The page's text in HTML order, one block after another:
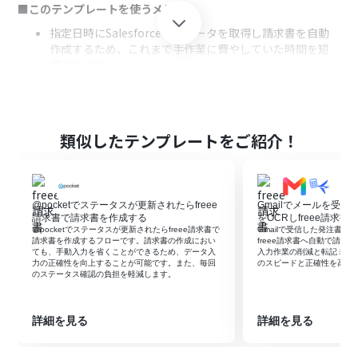
■このテンプレートを使うメリット
指定日時にSalesforceからデータを取得し請求書を自動
作成するため、これまで手作業に費やしていた時間を短
■フローボットの流れ
次に、トリガーでスケジュール機能を選択し、「指定した
スケジュールになったら」というアクションを設定しま
す。
続いて、Salesforceの「複数のレコードを取得する」アク
ションを設定し、請求対象のデータを取得します。
次に、取得した複数のデータそれぞれに対して請求書を
成」アクションを設定し、取得したデータをもとに請求書
類似したテンプレートをご紹介！
@pocketでステータスが更新されたらfreee
請求書で請求書を作成する
@pocketでステータスが更新されたらfreee請求書で
請求書を作成するフローです。請求書の作成におい
ても、手動入力を省くことができるため、データ入
力の正確性を向上することが可能です。また、毎回
のステータス確認の負担を軽減します。
詳細を見る
Gmailでメールを受信
をOCRしfreee請求書
Gmailで受信した発注書
freee請求書へ自動で請求
入力作業の削減と転記ミス
のスピードと正確性を高め
詳細を見る